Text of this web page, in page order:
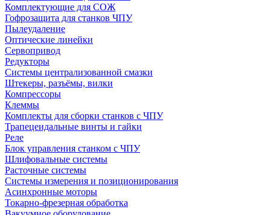
Комплектующие для СОЖ
Гофрозащита для станков ЧПУ
Пылеудаление
Оптические линейки
Сервопривод
Редукторы
Системы централизованной смазки
Штекеры, разъёмы, вилки
Компрессоры
Клеммы
Комплекты для сборки станков с ЧПУ
Трапецеидальные винты и гайки
Реле
Блок управления станком с ЧПУ
Шлифовальные системы
Расточные системы
Системы измерения и позиционирования
Асинхронные моторы
Токарно-фрезерная обработка